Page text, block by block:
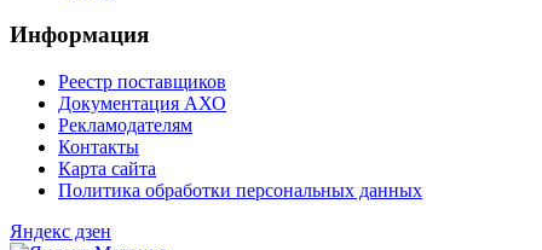
Информация
Реестр поставщиков
Документация АХО
Рекламодателям
Контакты
Карта сайта
Политика обработки персональных данных
Яндекс дзен